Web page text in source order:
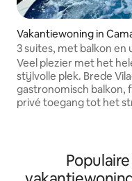
Vakantiewoning in
3 suites, met balkon en
Itacimirim
Veel plezier met het
stijlvolle plek. Brede Vilage 3 suites met
gastronomisch balkon,
privé toegang tot het strand. -
etc. - Wijnmakerij - Brouwerij -
barbecue - Uitzicht op